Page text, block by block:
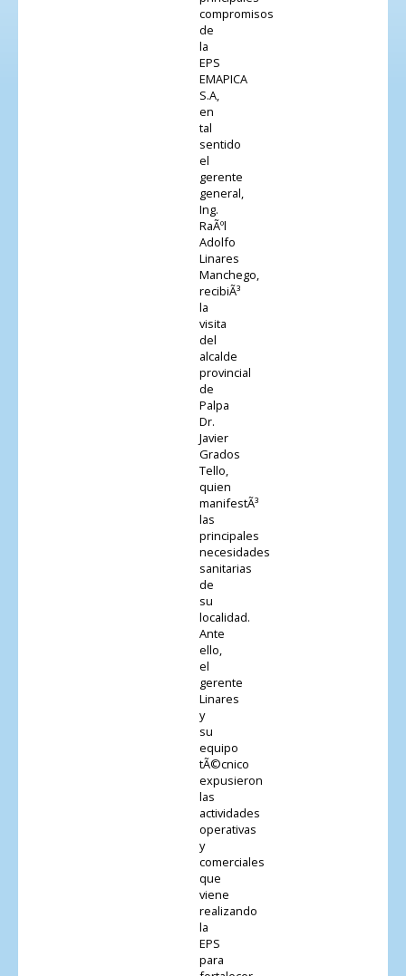
compromisos
de
la
EPS
EMAPICA
S.A,
en
tal
sentido
el
gerente
general,
Ing.
RaÃºl
Adolfo
Linares
Manchego,
recibiÃ³
la
visita
del
alcalde
provincial
de
Palpa
Dr.
Javier
Grados
Tello,
quien
manifestÃ³
las
principales
necesidades
sanitarias
de
su
localidad.
Ante
ello,
el
gerente
Linares
y
su
equipo
tÃ©cnico
expusieron
las
actividades
operativas
y
comerciales
que
viene
realizando
la
EPS
para